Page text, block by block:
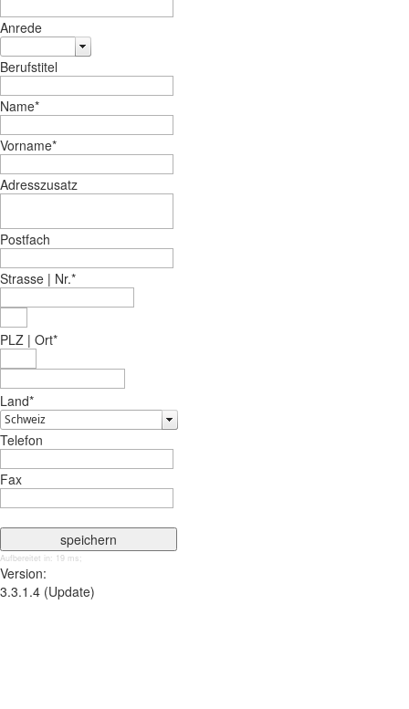
Anrede
Berufstitel
Name*
Vorname*
Adresszusatz
Postfach
Strasse | Nr.*
PLZ | Ort*
Land*
Telefon
Fax
Aufbereitet in: 19 ms;
Version:
3.3.1.4 (Update)